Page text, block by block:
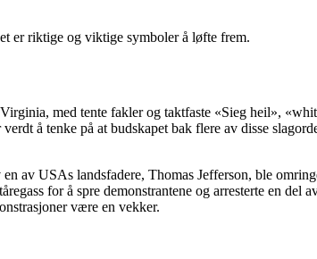
er riktige og viktige symboler å løfte frem.
med tente fakler og taktfaste «Sieg heil»,
å tenke på at budskapet bak flere av disse
av USAs landsfadere, Thomas Jefferson, ble
for å spre demonstrantene og arresterte en
være en vekker.